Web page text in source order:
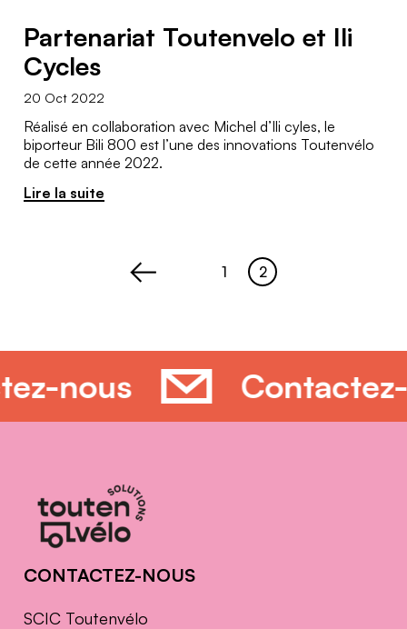
Partenariat Toutenvelo et Ili
Cycles
20 Oct 2022
Réalisé en collaboration avec Michel d’Ili cyles, le
biporteur Bili 800 est l’une des innovations Toutenvélo
de cette année 2022.
Lire la suite
Page
1 Page
2
nous
Informations
complémentaires
CONTACTEZ-NOUS
SCIC Toutenvélo